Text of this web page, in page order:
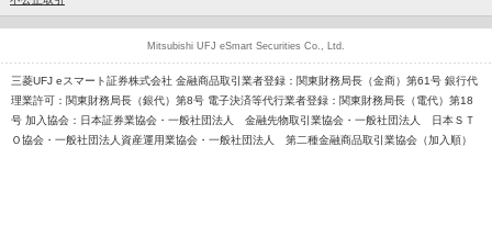
三菱UFJ eスマート証券株式会社 金融商品取引業者登録：関東財務局長（金商）第61号 銀行代
理業許可：関東財務局長（銀代）第8号 電子決済等代行業者登録：関東財務局長（電代）第18
号 加入協会：日本証券業協会・一般社団法人 金融先物取引業協会・一般社団法人 日本ＳＴ
Ｏ協会・一般社団法人資産運用業協会・一般社団法人 第二種金融商品取引業協会（加入順）
Mitsubishi UFJ eSmart Securities Co., Ltd.